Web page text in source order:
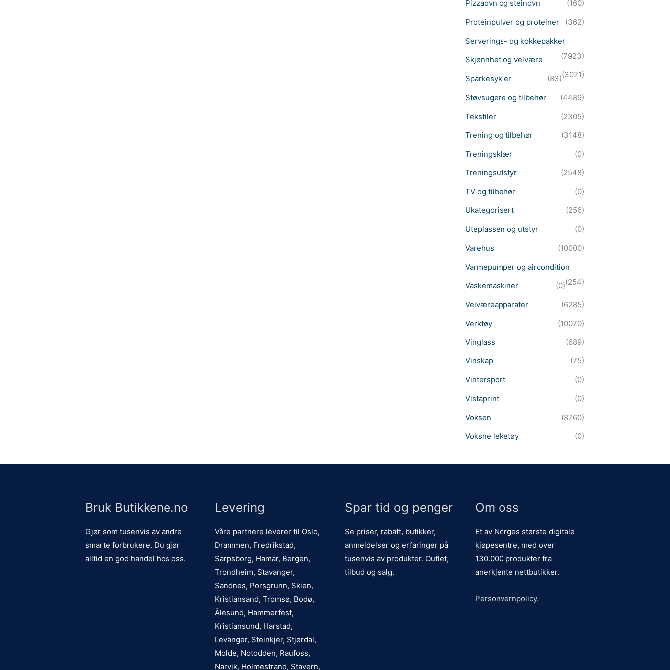
Pizzaovn og steinovn
(160)
Proteinpulver og proteiner
(362)
Serverings- og kokkepakker
(7923)
Skjønnhet og velvære
(3021)
Sparkesykler
(83)
Støvsugere og tilbehør
(4489)
Tekstiler
(2305)
Trening og tilbehør
(3148)
Treningsklær
(0)
Treningsutstyr
(2548)
TV og tilbehør
(0)
Ukategorisert
(256)
Uteplassen og utstyr
(0)
Varehus
(10000)
Varmepumper og aircondition
(254)
Vaskemaskiner
(0)
Velværeapparater
(6285)
Verktøy
(10070)
Vinglass
(689)
Vinskap
(75)
Vintersport
(0)
Vistaprint
(0)
Voksen
(8760)
Voksne leketøy
(0)
Bruk Butikkene.no
Gjør som tusenvis av andre
smarte forbrukere. Du gjør
alltid en god handel hos oss.
Levering
Våre partnere leverer til Oslo,
Drammen, Fredrikstad,
Sarpsborg, Hamar, Bergen,
Trondheim, Stavanger,
Sandnes, Porsgrunn, Skien,
Kristiansand, Tromsø, Bodø,
Ålesund, Hammerfest,
Kristiansund, Harstad,
Levanger, Steinkjer, Stjørdal,
Molde, Notodden, Raufoss,
Narvik, Holmestrand, Stavern,
Spar tid og penger
Se priser, rabatt, butikker,
anmeldelser og erfaringer på
tusenvis av produkter. Outlet,
tilbud og salg.
Om oss
Et av Norges største digitale
kjøpesentre, med over
130.000 produkter fra
anerkjente nettbutikker.
Personvernpolicy.